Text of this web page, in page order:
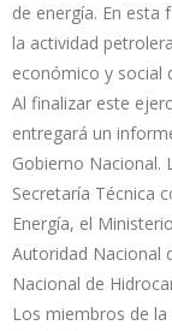
de energía. En esta
la actividad
económico y social
Al finalizar este
entregará un
Gobierno Nacional.
Secretaría Técnica
Energía, el
Autoridad Nacional
Nacional de
Los miembros de